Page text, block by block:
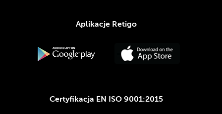
Aplikacje Retigo
Certyfikacja EN ISO 9001:2015